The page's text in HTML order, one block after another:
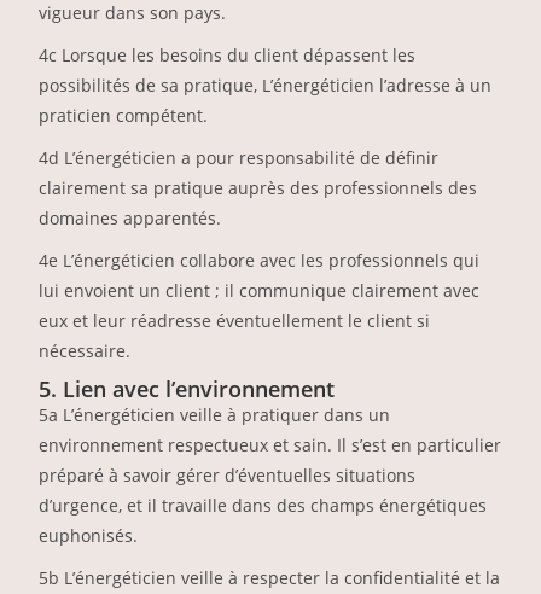
vigueur dans son pays.
4c Lorsque les besoins du client dépassent les
possibilités de sa pratique, L’énergéticien l’adresse à un
praticien compétent.
4d L’énergéticien a pour responsabilité de définir
clairement sa pratique auprès des professionnels des
domaines apparentés.
4e L’énergéticien collabore avec les professionnels qui
lui envoient un client ; il communique clairement avec
eux et leur réadresse éventuellement le client si
nécessaire.
5. Lien avec l’environnement
5a L’énergéticien veille à pratiquer dans un
environnement respectueux et sain. Il s’est en particulier
préparé à savoir gérer d’éventuelles situations
d’urgence, et il travaille dans des champs énergétiques
euphonisés.
5b L’énergéticien veille à respecter la confidentialité et la